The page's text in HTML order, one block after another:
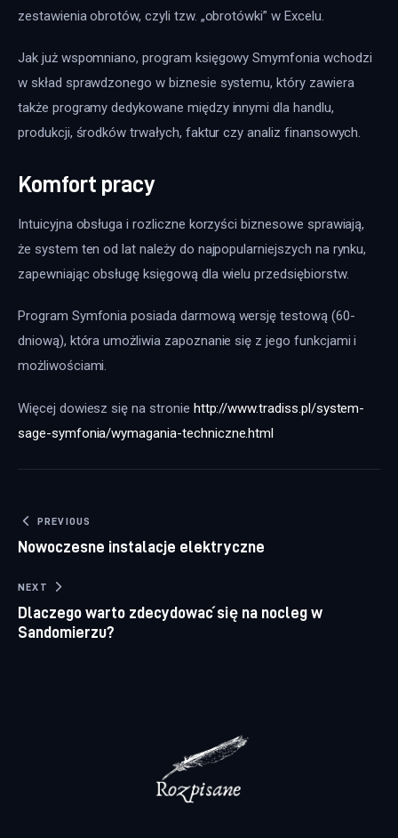
zestawienia obrotów, czyli tzw. „obrotówki” w Excelu.
Jak już wspomniano, program księgowy Smymfonia wchodzi
w skład sprawdzonego w biznesie systemu, który zawiera
także programy dedykowane między innymi dla handlu,
produkcji, środków trwałych, faktur czy analiz finansowych.
Komfort pracy
Intuicyjna obsługa i rozliczne korzyści biznesowe sprawiają,
że system ten od lat należy do najpopularniejszych na rynku,
zapewniając obsługę księgową dla wielu przedsiębiorstw.
Program Symfonia posiada darmową wersję testową (60-
dniową), która umożliwia zapoznanie się z jego funkcjami i
możliwościami.
Więcej dowiesz się na stronie http://www.tradiss.pl/system-
sage-symfonia/wymagania-techniczne.html
Nawigacja wpisu
PREVIOUS
Nowoczesne instalacje elektryczne
NEXT
Dlaczego warto zdecydować się na nocleg w
Sandomierzu?